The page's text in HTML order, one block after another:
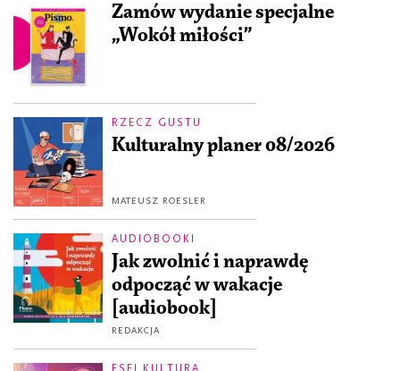
Zamów wydanie specjalne
„Wokół miłości”
RZECZ GUSTU
Kulturalny planer 08/2026
MATEUSZ ROESLER
AUDIOBOOKI
Jak zwolnić i naprawdę
odpocząć w wakacje
[audiobook]
REDAKCJA
ESEJ KULTURA